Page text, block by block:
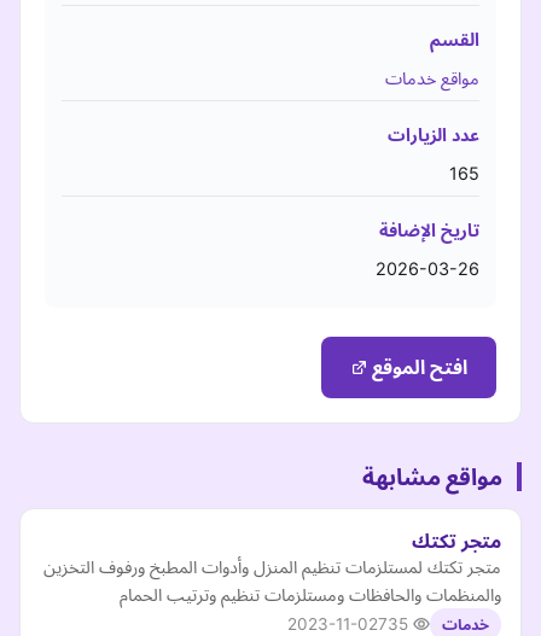
القسم
مواقع خدمات
عدد الزيارات
165
تاريخ الإضافة
2026-03-26
افتح الموقع
مواقع مشابهة
متجر تكتك
متجر تكتك لمستلزمات تنظيم المنزل وأدوات المطبخ ورفوف التخزين
والمنظمات والحافظات ومستلزمات تنظيم وترتيب الحمام
خدمات 2023-11-02